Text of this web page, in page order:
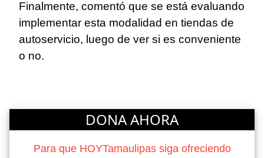
Finalmente, comentó que se está evaluando
implementar esta modalidad en tiendas de
autoservicio, luego de ver si es conveniente
o no.
DONA AHORA
Para que HOYTamaulipas siga ofreciendo